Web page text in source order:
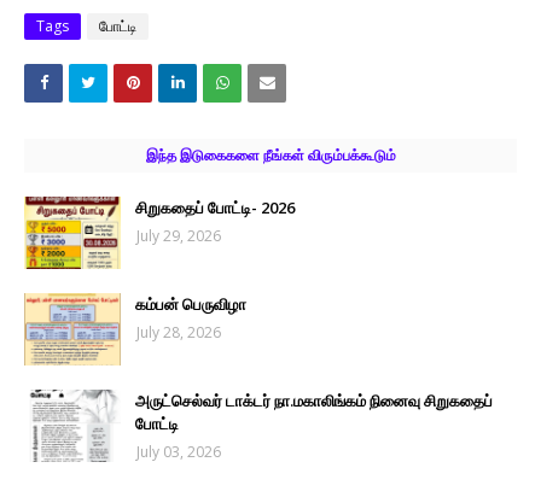
Tags போட்டி
இந்த இடுகைகளை நீங்கள் விரும்பக்கூடும்
சிறுகதைப் போட்டி- 2026
July 29, 2026
கம்பன் பெருவிழா
July 28, 2026
அருட்செல்வர் டாக்டர் நா.மகாலிங்கம் நினைவு சிறுகதைப்
போட்டி
July 03, 2026